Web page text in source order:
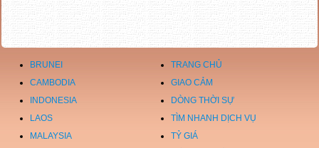
BRUNEI
TRANG CHỦ
CAMBODIA
GIAO CẢM
INDONESIA
DÒNG THỜI SỰ
LAOS
TÌM NHANH DỊCH VỤ
MALAYSIA
TỶ GIÁ